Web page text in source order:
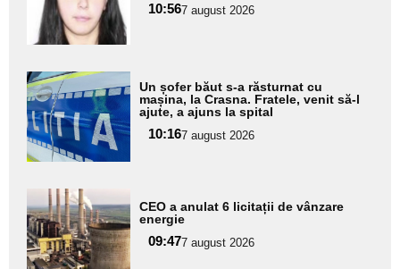
pentru
subtitlu
10:567 august 2026
Adaugă
aici textul
pentru
subtitlu
Un șofer băut s-a răsturnat cu
mașina, la Crasna. Fratele, venit să-l
ajute, a ajuns la spital
10:167 august 2026
Adaugă
aici textul
pentru
subtitlu
CEO a anulat 6 licitații de vânzare
energie
09:477 august 2026